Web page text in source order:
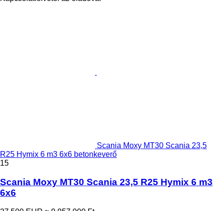
Scania Moxy MT30 Scania 23,5
R25 Hymix 6 m3 6x6 betonkeverő
15
Scania Moxy MT30 Scania 23,5 R25 Hymix 6 m3
6x6